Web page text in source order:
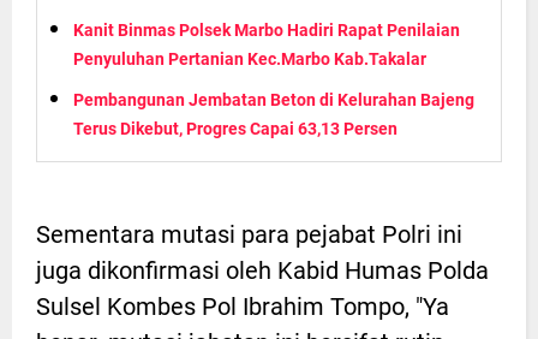
Kanit Binmas Polsek Marbo Hadiri Rapat Penilaian
Penyuluhan Pertanian Kec.Marbo Kab.Takalar
Pembangunan Jembatan Beton di Kelurahan Bajeng
Terus Dikebut, Progres Capai 63,13 Persen
Sementara mutasi para pejabat Polri ini
juga dikonfirmasi oleh Kabid Humas Polda
Sulsel Kombes Pol Ibrahim Tompo, "Ya